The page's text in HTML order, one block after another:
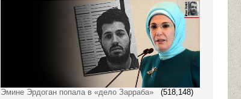
Эмине Эрдоган попала в «дело Зарраба» (518,148)